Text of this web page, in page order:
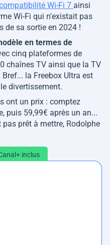
Wi-Fi 7 ainsi
Wi-Fi qui n'existait pas
de sa sortie en 2024 !
en termes de
cinq plateformes de
chaînes TV ainsi que la TV
la Freebox Ultra est
divertissement.
ont un prix : comptez
puis 59,99€ après un an...
prêt à mettre, Rodolphe
inclus